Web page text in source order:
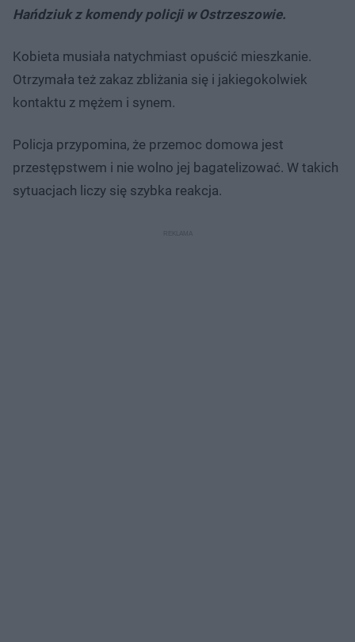
Hańdziuk z komendy policji w Ostrzeszowie.
Kobieta musiała natychmiast opuścić mieszkanie.
Otrzymała też zakaz zbliżania się i jakiegokolwiek
kontaktu z mężem i synem.
Policja przypomina, że przemoc domowa jest
przestępstwem i nie wolno jej bagatelizować. W takich
sytuacjach liczy się szybka reakcja.